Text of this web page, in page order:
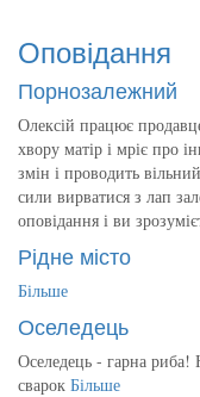
Оповідання
Порнозалежний
Олексій працює
хвору матір і мріє про
змін і проводить
сили вирватися з лап
оповідання і ви
Рідне місто
Більше
Оселедець
Оселедець - гарна риба!
сварок Більше